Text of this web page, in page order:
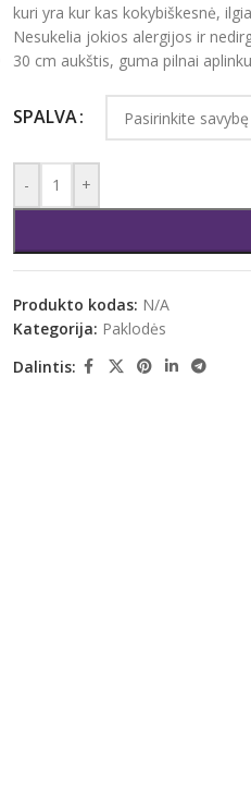
kuri yra kur kas kokybiškesnė,
Nesukelia jokios alergijos ir
30 cm aukštis, guma pilnai
SPALVA
- +
Produkto kodas: N/A
Kategorija: Paklodės
Dalintis: